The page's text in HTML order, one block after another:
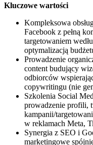
Kluczowe wartości
Kompleksowa
Facebook z pełną
targetowaniem
optymalizacją
Prowadzenie
content budujący
odbiorców
copywritingu (nie
Szkolenia Social
prowadzenie profili,
kampanii/
w reklamach Meta,
Synergia z SEO i
marketingowe